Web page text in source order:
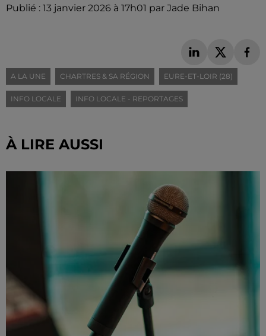
Publié : 13 janvier 2026 à 17h01 par Jade Bihan
A LA UNE CHARTRES & SA RÉGION EURE-ET-LOIR (28)
INFO LOCALE INFO LOCALE - REPORTAGES
À LIRE AUSSI